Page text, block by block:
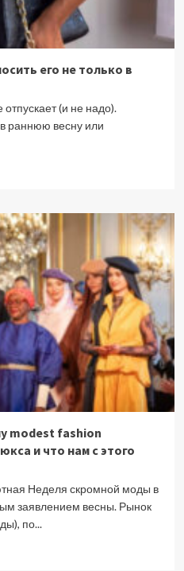
его не только в
(и не надо).
раннюю весну или
modest fashion
и что нам с этого
Неделя скромной моды в
заявлением весны. Рынок
по...